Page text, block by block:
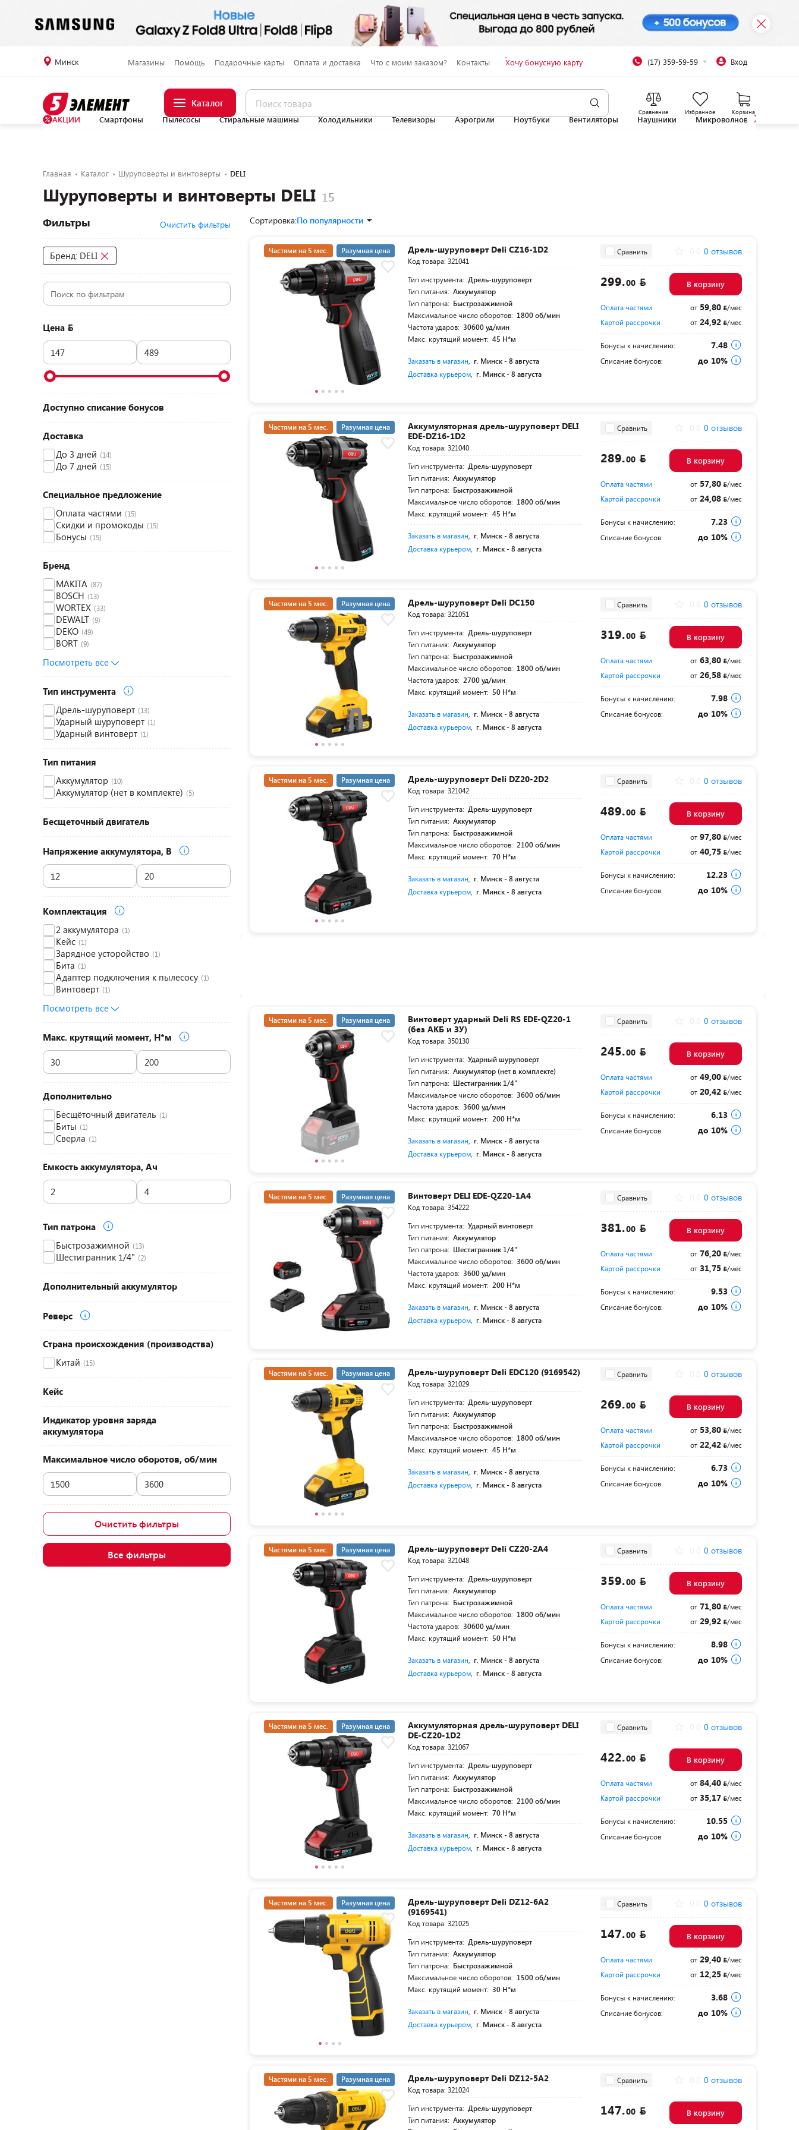
Минск Магазины Помощь Подарочные карты Оплата и доставка Что с моим заказом? Контакты Хочу бонусную карту (17) 359-59-59 Вход
Каталог
Сравнение Избранное Корзина
АКЦИИ Смартфоны Пылесосы Стиральные машины Холодильники Телевизоры Аэрогрили Ноутбуки Вентиляторы Наушники Микроволновые печи
Главная Каталог Шуруповерты и винтоверты DELI
Шуруповерты и винтоверты DELI
Фильтры Очистить фильтры
Бренд: DELI
Цена
Доступно списание бонусов
Доставка
До 3 дней (14)
До 7 дней (15)
Специальное предложение
Оплата частями (15)
Скидки и промокоды (15)
Бонусы (15)
Бренд
MAKITA (87)
BOSCH (13)
WORTEX (33)
DEWALT (9)
DEKO (49)
BORT (9)
Посмотреть все
Тип инструмента
Дрель-шуруповерт (13)
Ударный шуруповерт (1)
Ударный винтоверт (1)
Тип питания
Аккумулятор (10)
Аккумулятор (нет в комплекте) (5)
Бесщеточный двигатель
Напряжение аккумулятора, В
Комплектация
2 аккумулятора (1)
Кейс (1)
Зарядное усторойство (1)
Бита (1)
Адаптер подключения к пылесосу (1)
Винтоверт (1)
Посмотреть все
Макс. крутящий момент, Н*м
Дополнительно
Бесщёточный двигатель (1)
Биты (1)
Сверла (1)
Емкость аккумулятора, Ач
Тип патрона
Быстрозажимной (13)
Шестигранник 1/4" (2)
Дополнительный аккумулятор
Реверс
Страна происхождения (производства)
Китай (15)
Кейс
Индикатор уровня заряда
аккумулятора
Максимальное число оборотов, об/мин
Очистить фильтры
Все фильтры
Сортировка:По популярности
Частями на 5 мес. Разумная цена Дрель-шуруповерт Deli CZ16-1D2
Код товара: 321041
Тип инструмента: Дрель-шуруповерт
Тип питания: Аккумулятор
Тип патрона: Быстрозажимной
Максимальное число оборотов: 1800 об/мин
Частота ударов: 30600 уд/мин
Макс. крутящий момент: 45 Н*м
Заказать в магазин г. Минск -8 августа
Доставка курьером г. Минск -8 августа
Сравнить 0 отзывов
299.00 В корзину
Оплата частями от59,80
/мес
Картой рассрочки
от24,92 /мес
Бонусы к начислению: 7.48
Списание бонусов: до 10%
Частями на 5 мес. Разумная цена
Аккумуляторная дрель-шуруповерт DELI
EDE-DZ16-1D2
Код товара: 321040
Тип инструмента: Дрель-шуруповерт
Тип питания: Аккумулятор
Тип патрона: Быстрозажимной
Максимальное число оборотов: 1800 об/мин
Макс. крутящий момент: 45 Н*м
Заказать в магазин г. Минск -8 августа
Доставка курьером г. Минск -8 августа
Сравнить 0 отзывов
289.00 В корзину
Оплата частями от57,80
/мес
Картой рассрочки
от24,08 /мес
Бонусы к начислению: 7.23
Списание бонусов: до 10%
Частями на 5 мес. Разумная цена Дрель-шуруповерт Deli DC150
Код товара: 321051
Тип инструмента: Дрель-шуруповерт
Тип питания: Аккумулятор
Тип патрона: Быстрозажимной
Максимальное число оборотов: 1800 об/мин
Частота ударов: 2700 уд/мин
Макс. крутящий момент: 50 Н*м
Заказать в магазин г. Минск -8 августа
Доставка курьером г. Минск -8 августа
Сравнить 0 отзывов
319.00 В корзину
Оплата частями от63,80
/мес
Картой рассрочки
от26,58 /мес
Бонусы к начислению: 7.98
Списание бонусов: до 10%
Частями на 5 мес. Разумная цена Дрель-шуруповерт Deli DZ20-2D2
Код товара: 321042
Тип инструмента: Дрель-шуруповерт
Тип питания: Аккумулятор
Тип патрона: Быстрозажимной
Максимальное число оборотов: 2100 об/мин
Макс. крутящий момент: 70 Н*м
Заказать в магазин г. Минск -8 августа
Доставка курьером г. Минск -8 августа
Сравнить 0 отзывов
489.00 В корзину
Оплата частями от97,80
/мес
Картой рассрочки
от40,75 /мес
Бонусы к начислению: 12.23
Списание бонусов: до 10%
Частями на 5 мес. Разумная цена
Винтоверт ударный Deli RS EDE-QZ20-1
(без АКБ и ЗУ)
Код товара: 350130
Тип инструмента: Ударный шуруповерт
Тип питания: Аккумулятор (нет в комплекте)
Тип патрона: Шестигранник 1/4"
Максимальное число оборотов: 3600 об/мин
Частота ударов: 3600 уд/мин
Макс. крутящий момент: 200 Н*м
Заказать в магазин, г. Минск -8 августа
Доставка курьером, г. Минск -8 августа
Сравнить 0 отзывов
245.00 В корзину
Оплата частями от49,00
/мес
Картой рассрочки
от20,42 /мес
Бонусы к начислению: 6.13
Списание бонусов: до 10%
Частями на 5 мес. Разумная цена Винтоверт DELI EDE-QZ20-1A4
Код товара: 354222
Тип инструмента: Ударный винтоверт
Тип питания: Аккумулятор
Тип патрона: Шестигранник 1/4"
Максимальное число оборотов: 3600 об/мин
Частота ударов: 3600 уд/мин
Макс. крутящий момент: 200 Н*м
Заказать в магазин, г. Минск -8 августа
Доставка курьером, г. Минск -8 августа
Сравнить 0 отзывов
381.00 В корзину
Оплата частями от76,20
/мес
Картой рассрочки
от31,75 /мес
Бонусы к начислению: 9.53
Списание бонусов: до 10%
Частями на 5 мес. Разумная цена Дрель-шуруповерт Deli EDC120 (9169542)
Код товара: 321029
Тип инструмента: Дрель-шуруповерт
Тип питания: Аккумулятор
Тип патрона: Быстрозажимной
Максимальное число оборотов: 1800 об/мин
Макс. крутящий момент: 45 Н*м
Заказать в магазин, г. Минск -8 августа
Доставка курьером, г. Минск -8 августа
Сравнить 0 отзывов
269.00 В корзину
Оплата частями от53,80
/мес
Картой рассрочки
от22,42 /мес
Бонусы к начислению: 6.73
Списание бонусов: до 10%
Частями на 5 мес. Разумная цена Дрель-шуруповерт Deli CZ20-2A4
Код товара: 321048
Тип инструмента: Дрель-шуруповерт
Тип питания: Аккумулятор
Тип патрона: Быстрозажимной
Максимальное число оборотов: 1800 об/мин
Частота ударов: 30600 уд/мин
Макс. крутящий момент: 50 Н*м
Заказать в магазин, г. Минск -8 августа
Доставка курьером, г. Минск -8 августа
Сравнить 0 отзывов
359.00 В корзину
Оплата частями от71,80
/мес
Картой рассрочки
от29,92 /мес
Бонусы к начислению: 8.98
Списание бонусов: до 10%
Частями на 5 мес. Разумная цена
Аккумуляторная дрель-шуруповерт DELI
DE-CZ20-1D2
Код товара: 321067
Тип инструмента: Дрель-шуруповерт
Тип питания: Аккумулятор
Тип патрона: Быстрозажимной
Максимальное число оборотов: 2100 об/мин
Макс. крутящий момент: 70 Н*м
Заказать в магазин, г. Минск -8 августа
Доставка курьером, г. Минск -8 августа
Сравнить 0 отзывов
422.00 В корзину
Оплата частями от84,40
/мес
Картой рассрочки
от35,17 /мес
Бонусы к начислению: 10.55
Списание бонусов: до 10%
Частями на 5 мес. Разумная цена
Дрель-шуруповерт Deli DZ12-6A2
(9169541)
Код товара: 321025
Тип инструмента: Дрель-шуруповерт
Тип питания: Аккумулятор
Тип патрона: Быстрозажимной
Максимальное число оборотов: 1500 об/мин
Макс. крутящий момент: 30 Н*м
Заказать в магазин, г. Минск -8 августа
Доставка курьером, г. Минск -8 августа
Сравнить 0 отзывов
147.00 В корзину
Оплата частями от29,40
/мес
Картой рассрочки
от12,25 /мес
Бонусы к начислению: 3.68
Списание бонусов: до 10%
Частями на 5 мес. Разумная цена Дрель-шуруповерт Deli DZ12-5A2
Код товара: 321024
Тип инструмента: Дрель-шуруповерт
Тип питания: Аккумулятор
Сравнить 0 отзывов
147.00 В корзину